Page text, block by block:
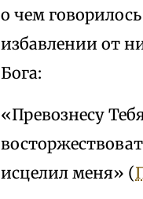
о чем
избавлении от
Бога:
«Превознесу
исцелил меня» (